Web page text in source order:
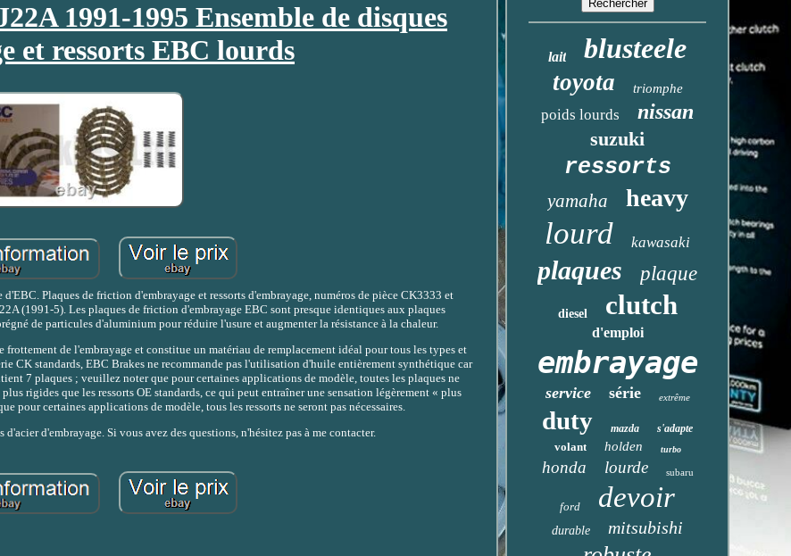
1991-1995 Ensemble de disques
et ressorts EBC lourds
Plaques de friction d'embrayage et ressorts d'embrayage, numéros de pièce CK3333 et
(1991-5). Les plaques de friction d'embrayage EBC sont presque identiques aux plaques
de particules d'aluminium pour réduire l'usure et augmenter la résistance à la chaleur.
de l'embrayage et constitue un matériau de remplacement idéal pour tous les types et
CK standards, EBC Brakes ne recommande pas l'utilisation d'huile entièrement synthétique car
7 plaques ; veuillez noter que pour certaines applications de modèle, toutes les plaques ne
rigides que les ressorts OE standards, ce qui peut entraîner une sensation légèrement « plus
pour certaines applications de modèle, tous les ressorts ne seront pas nécessaires.
d'embrayage. Si vous avez des questions, n'hésitez pas à me contacter.
lait blusteele
toyota triomphe
poids lourds nissan
suzuki
ressorts
yamaha heavy
lourd kawasaki
plaques plaque
diesel clutch
d'emploi
embrayage
service série extrême
duty mazda s'adapte
volant holden turbo
honda lourde subaru
ford devoir
durable mitsubishi